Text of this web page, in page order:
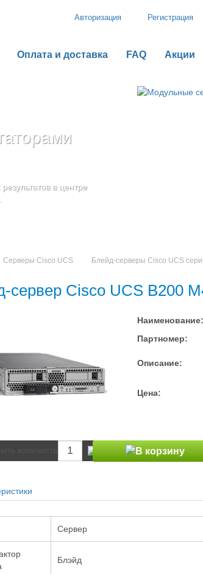
Авторизация Регистрация
Оплата и доставка FAQ Акции
в центре
серии C
B
Серверы Cisco UCS Блейд-серверы Cisco UCS
сервер Cisco UCS B200
Наименование:
Партномер:
Описание:
Цена:
Сервер
Блэйд